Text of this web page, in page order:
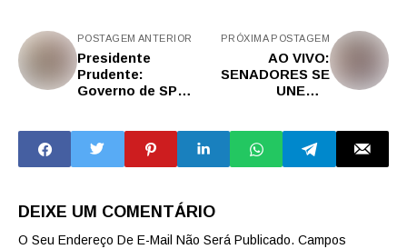
POSTAGEM ANTERIOR
Presidente
Prudente:
Governo de SP
a 4.209
professores e
servidores da rede
ensino da região
PRÓXIMA POSTAGEM
AO VIVO:
SENADORES SE
UNEM E
DO STF EM MEIO
A JULGAMENTO,
MATÉRIA DA
DEIXE UM COMENTÁRIO
O Seu Endereço De E-Mail Não Será Publicado. Campos